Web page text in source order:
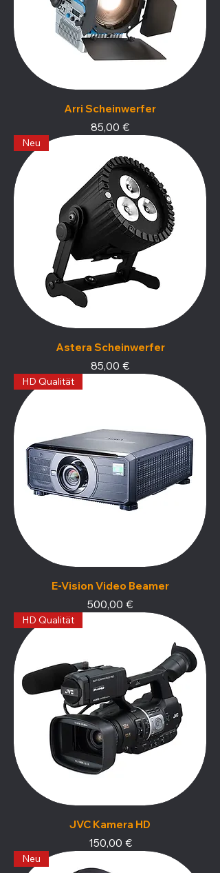
Arri Scheinwerfer
Preis
85,00 €
Neu
Astera Scheinwerfer
Preis
85,00 €
HD Qualität
E-Vision Video Beamer
Preis
500,00 €
HD Qualität
JVC Kamera HD
Preis
150,00 €
Neu